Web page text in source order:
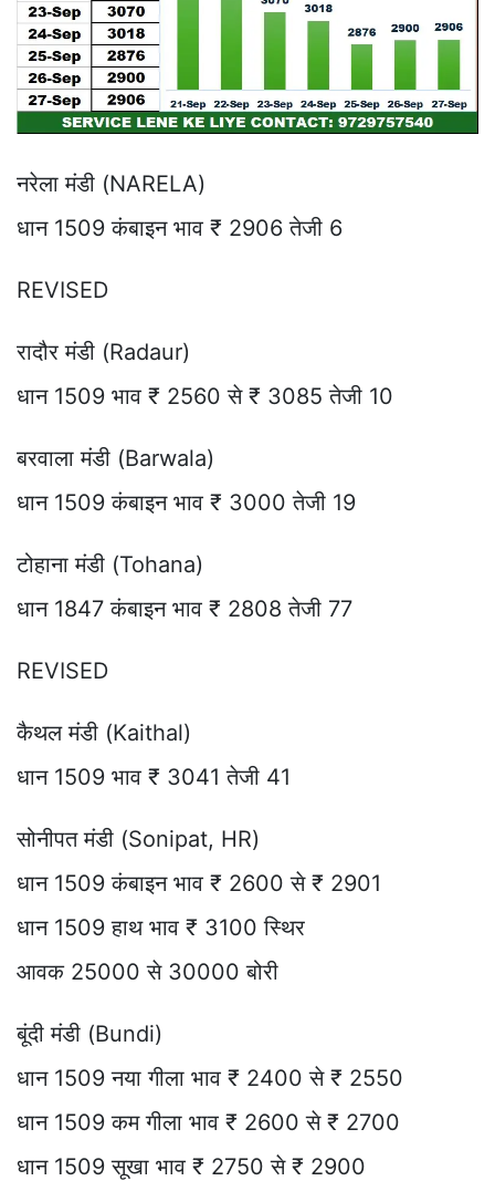
नरेला मंडी (NARELA)
धान 1509 कंबाइन भाव ₹ 2906 तेजी 6
REVISED
रादौर मंडी (Radaur)
धान 1509 भाव ₹ 2560 से ₹ 3085 तेजी 10
बरवाला मंडी (Barwala)
धान 1509 कंबाइन भाव ₹ 3000 तेजी 19
टोहाना मंडी (Tohana)
धान 1847 कंबाइन भाव ₹ 2808 तेजी 77
REVISED
कैथल मंडी (Kaithal)
धान 1509 भाव ₹ 3041 तेजी 41
सोनीपत मंडी (Sonipat, HR)
धान 1509 कंबाइन भाव ₹ 2600 से ₹ 2901
धान 1509 हाथ भाव ₹ 3100 स्थिर
आवक 25000 से 30000 बोरी
बूंदी मंडी (Bundi)
धान 1509 नया गीला भाव ₹ 2400 से ₹ 2550
धान 1509 कम गीला भाव ₹ 2600 से ₹ 2700
धान 1509 सूखा भाव ₹ 2750 से ₹ 2900